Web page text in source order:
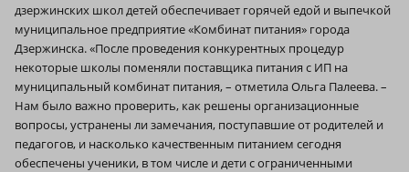
дзержинских школ детей обеспечивает горячей едой и выпечкой
муниципальное предприятие «Комбинат питания» города
Дзержинска. «После проведения конкурентных процедур
некоторые школы поменяли поставщика питания с ИП на
муниципальный комбинат питания, – отметила Ольга Палеева. –
Нам было важно проверить, как решены организационные
вопросы, устранены ли замечания, поступавшие от родителей и
педагогов, и насколько качественным питанием сегодня
обеспечены ученики, в том числе и дети с ограниченными